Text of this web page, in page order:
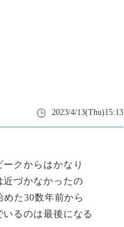
2023/4/13(Thu)15:13
クからはかなり
近づかなかったの
た30数年前から
るのは最後になる